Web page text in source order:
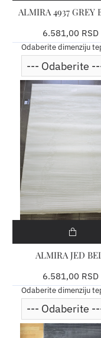
ALMIRA 4937 GREY
6.581,00 RSD
Odaberite dimenziju
ALMIRA JED
6.581,00 RSD
Odaberite dimenziju